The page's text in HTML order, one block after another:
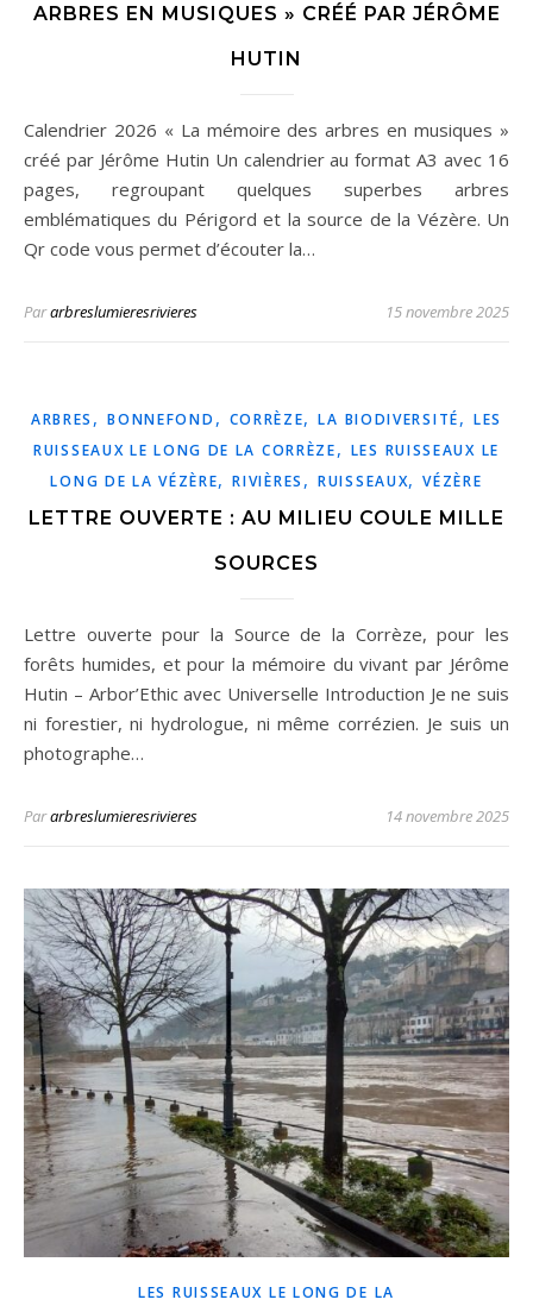
ARBRES EN MUSIQUES » CRÉÉ PAR JÉRÔME
HUTIN
Calendrier 2026 « La mémoire des arbres en musiques »
créé par Jérôme Hutin Un calendrier au format A3 avec 16
pages, regroupant quelques superbes arbres
emblématiques du Périgord et la source de la Vézère. Un
Qr code vous permet d’écouter la…
Pararbreslumieresrivieres 15 novembre 2025
ARBRES ,BONNEFOND , CORRÈZE,LA BIODIVERSITÉ, LES
RUISSEAUX LE LONG DE LA CORRÈZE, LES RUISSEAUX LE
LONG DE LA VÉZÈRE,RIVIÈRES , RUISSEAUX,VÉZÈRE
LETTRE OUVERTE : AU MILIEU COULE MILLE
SOURCES
Lettre ouverte pour la Source de la Corrèze, pour les
forêts humides, et pour la mémoire du vivant par Jérôme
Hutin – Arbor’Ethic avec Universelle Introduction Je ne suis
ni forestier, ni hydrologue, ni même corrézien. Je suis un
photographe…
Pararbreslumieresrivieres 14 novembre 2025
LES RUISSEAUX LE LONG DE LA